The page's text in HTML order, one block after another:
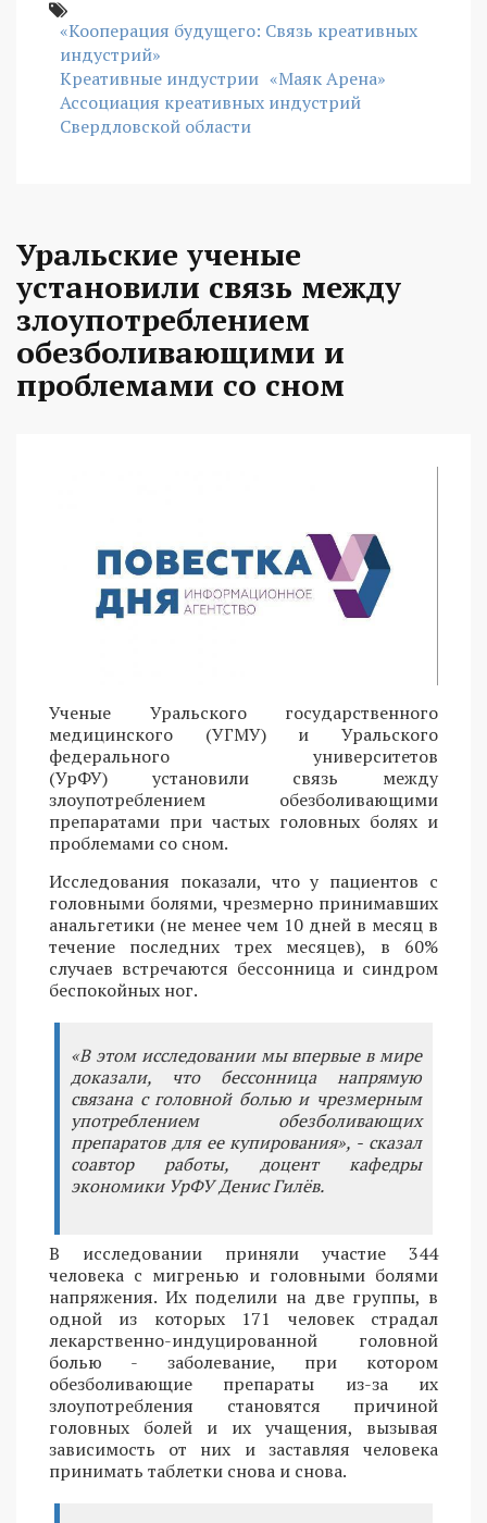
«Кооперация будущего: Связь креативных
индустрий»
Креативные индустрии «Маяк Арена»
Ассоциация креативных индустрий
Свердловской области
Уральские ученые
установили связь между
злоупотреблением
обезболивающими и
проблемами со сном
Ученые Уральского государственного
медицинского (УГМУ) и Уральского
федерального университетов
(УрФУ) установили связь между
злоупотреблением обезболивающими
препаратами при частых головных болях и
проблемами со сном.
Исследования показали, что у пациентов с
головными болями, чрезмерно принимавших
анальгетики (не менее чем 10 дней в месяц в
течение последних трех месяцев), в 60%
случаев встречаются бессонница и синдром
беспокойных ног.
«В этом исследовании мы впервые в мире
доказали, что бессонница напрямую
связана с головной болью и чрезмерным
употреблением обезболивающих
препаратов для ее купирования», - сказал
соавтор работы, доцент кафедры
экономики УрФУ Денис Гилёв.
В исследовании приняли участие 344
человека с мигренью и головными болями
напряжения. Их поделили на две группы, в
одной из которых 171 человек страдал
лекарственно-индуцированной головной
болью - заболевание, при котором
обезболивающие препараты из-за их
злоупотребления становятся причиной
головных болей и их учащения, вызывая
зависимость от них и заставляя человека
принимать таблетки снова и снова.